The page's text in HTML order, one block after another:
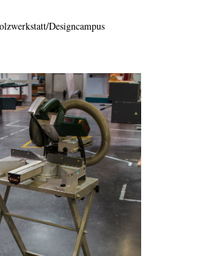
Designcampus